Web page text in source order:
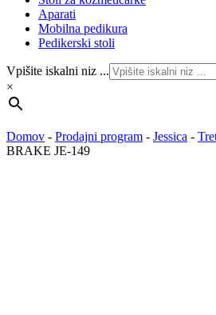
Aparati
Mobilna pedikura
Pedikerski stoli
Vpišite iskalni niz ...
×
Domov - Prodajni program - Jessica -
BRAKE JE-149